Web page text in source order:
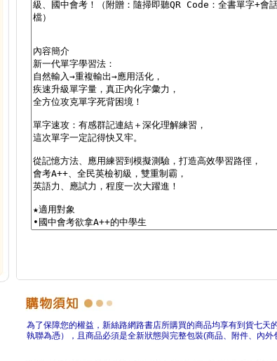
為了保障您的權益，新絲路網路書店所購買的商品均享有到貨七
執聯為憑），且商品必須是全新狀態與完整包裝(商品、附件、內外